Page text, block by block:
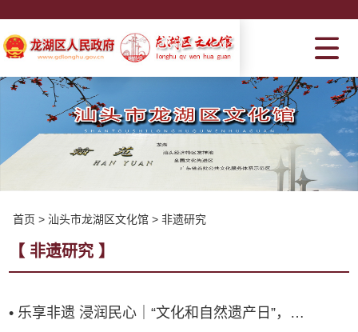
首页 > 汕头市龙湖区文化馆 > 非遗研究
【 非遗研究 】
• 乐享非遗 浸润民心｜“文化和自然遗产日”，汕头市龙湖区举办丰富多彩活动